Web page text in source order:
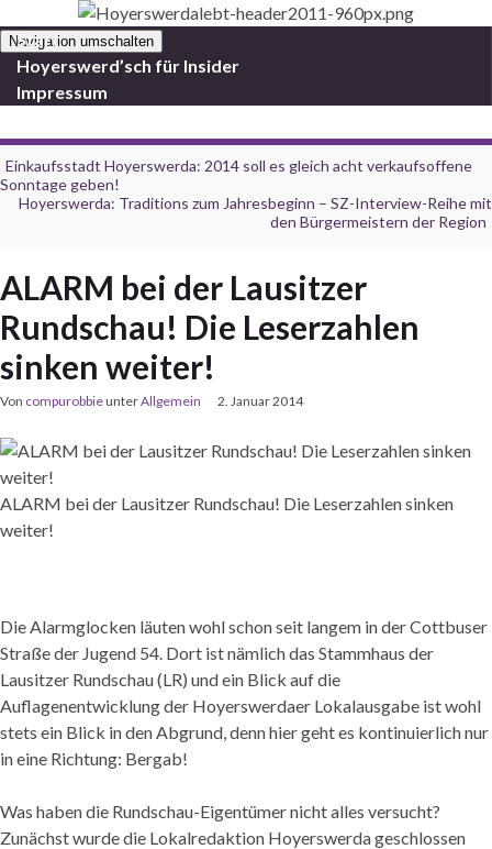
Navigation umschalten
Start
Hoyerswerd’sch für Insider
Impressum
Einkaufsstadt Hoyerswerda: 2014 soll es gleich acht verkaufsoffene
Sonntage geben!
Hoyerswerda: Traditions zum Jahresbeginn – SZ-Interview-Reihe mit
den Bürgermeistern der Region
ALARM bei der Lausitzer
Rundschau! Die Leserzahlen
sinken weiter!
Von compurobbieunterAllgemein 2. Januar 2014
ALARM bei der Lausitzer Rundschau! Die Leserzahlen sinken
weiter!
Die Alarmglocken läuten wohl schon seit langem in der Cottbuser
Straße der Jugend 54. Dort ist nämlich das Stammhaus der
Lausitzer Rundschau (LR) und ein Blick auf die
Auflagenentwicklung der Hoyerswerdaer Lokalausgabe ist wohl
stets ein Blick in den Abgrund, denn hier geht es kontinuierlich nur
in eine Richtung: Bergab!
Was haben die Rundschau-Eigentümer nicht alles versucht?
Zunächst wurde die Lokalredaktion Hoyerswerda geschlossen